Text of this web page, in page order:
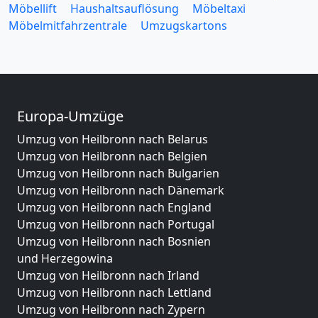
Möbellift
Haushaltsauflösung
Möbeltaxi
Möbelmitfahrzentrale
Umzugskartons
Europa-Umzüge
Umzug von Heilbronn nach Belarus
Umzug von Heilbronn nach Belgien
Umzug von Heilbronn nach Bulgarien
Umzug von Heilbronn nach Dänemark
Umzug von Heilbronn nach England
Umzug von Heilbronn nach Portugal
Umzug von Heilbronn nach Bosnien
und Herzegowina
Umzug von Heilbronn nach Irland
Umzug von Heilbronn nach Lettland
Umzug von Heilbronn nach Zypern